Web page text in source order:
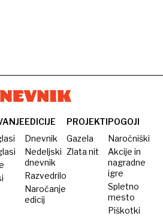
EDICIJE
Dnevnik
Nedeljski
dnevnik
Razvedrilo
Naročanje
edicij
PROJEKTI
Gazela
Zlata nit
POGOJI
Naročniški
Akcije in
nagradne
igre
Spletno
mesto
Piškotki